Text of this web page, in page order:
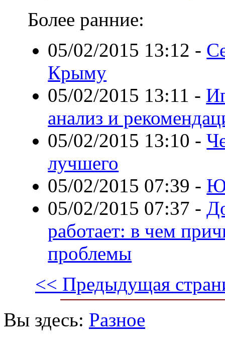
Более ранние:
05/02/2015 13:12 -
Крыму
05/02/2015 13:11 -
анализ и
05/02/2015 13:10 -
лучшего
05/02/2015 07:39 -
05/02/2015 07:37 -
работает: в чем
проблемы
<< Предыдущая
Вы здесь: Разное